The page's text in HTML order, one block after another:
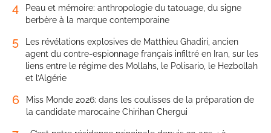
4
Peau et mémoire: anthropologie du tatouage, du signe
berbère à la marque contemporaine
5
Les révélations explosives de Matthieu Ghadiri, ancien
agent du contre-espionnage français infiltré en Iran, sur les
liens entre le régime des Mollahs, le Polisario, le Hezbollah
et l’Algérie
6
Miss Monde 2026: dans les coulisses de la préparation de
la candidate marocaine Chirihan Chergui